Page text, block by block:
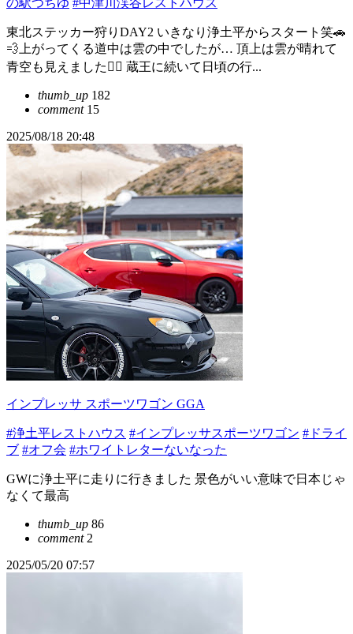
の駅つちゆ #中津川渓谷レストハウス
東北ステッカー狩りDAY2 いきなり浄土平からスタート笑🚗
💨上がってくる道中は雲の中でしたが… 頂上は雲が晴れて
青空も見えました👍🏻 蔵王に続いて日頃の行...
thumb_up 182
comment15
2025/08/18 20:48
インプレッサ スポーツワゴン GGA
#浄土平レストハウス #インプレッサスポーツワゴン #ドライ
ブ #オフ会 #ホワイトレターないなった
GWに浄土平に走りに行きました 景色がいい意味で日本じゃ
なくて最高
thumb_up 86
comment2
2025/05/20 07:57